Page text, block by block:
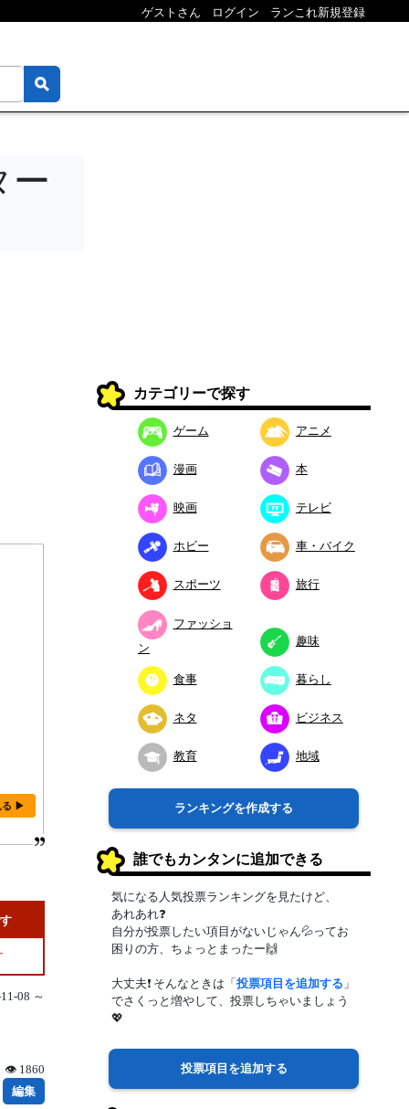
ゲストさん ログイン ランこれ新規登録
ー
る ▶
08 ～
👁 1860
編集
カテゴリーで探す
ゲーム アニメ
漫画 本
映画 テレビ
ホビー 車・バイク
スポーツ 旅行
ファッショ
ン
趣味
食事 暮らし
ネタ ビジネス
教育 地域
ランキングを作成する
誰でもカンタンに追加できる
気になる人気投票ランキングを見たけど、
あれあれ❓
自分が投票したい項目がないじゃん💦ってお
困りの方、ちょっとまったー🙌
大丈夫❗ そんなときは「投票項目を追加する 」
でさくっと増やして、投票しちゃいましょう
💖
投票項目を追加する